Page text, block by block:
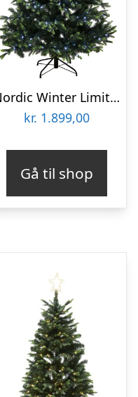
Nordic Winter Limited Edition kunstigt juletræ med lys
kr. 1.899,00
Gå til shop